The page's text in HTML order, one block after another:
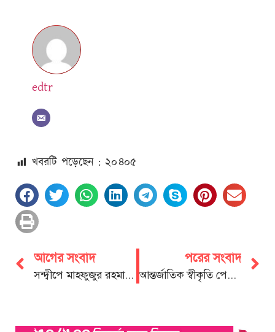
edtr
খবরটি পড়েছেন : ২০৪০৫
আগের সংবাদ
সন্দ্বীপে মাহফুজুর রহমান মিতার নৌকার মনোনয়ন প্রাপ্তিতে আনন্দ মিছিল
পরের সংবাদ
আন্তর্জাতিক স্বীকৃতি পেলো চবি শিক্ষার্থীদের প্লাটফর্ম ‘ম্যাথট্রনিক্স’